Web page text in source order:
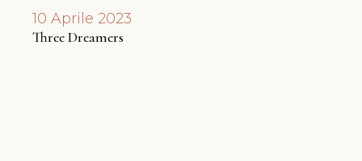
10 Aprile 2023
Three Dreamers